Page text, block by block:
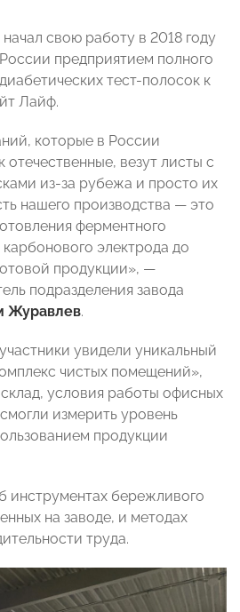
свою работу в 2018 году
предприятием полного
тест-полосок к
Лайф.
которые в России
отечественные, везут листы с
из-за рубежа и просто их
нашего производства — это
ферментного
электрода до
продукции», —
подразделения завода
Журавлев.
увидели уникальный
чистых помещений»,
условия работы офисных
измерить уровень
продукции
инструментах бережливого
на заводе, и методах
труда.